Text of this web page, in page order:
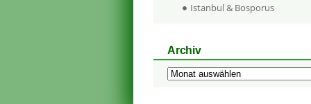
Istanbul & Bosporus
Archiv
Archiv